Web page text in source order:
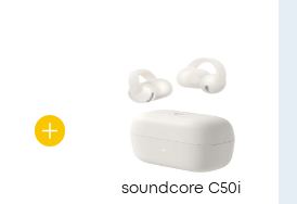
soundcore C50i